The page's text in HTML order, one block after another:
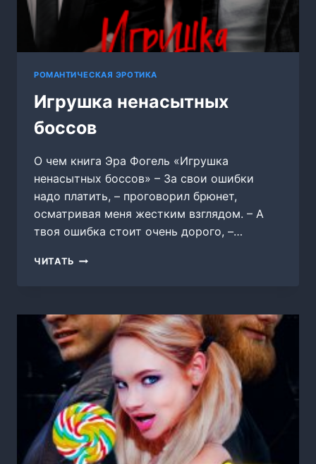
РОМАНТИЧЕСКАЯ ЭРОТИКА
Игрушка ненасытных
боссов
О чем книга Эра Фогель «Игрушка
ненасытных боссов» – За свои ошибки
надо платить, – проговорил брюнет,
осматривая меня жестким взглядом. – А
твоя ошибка стоит очень дорого, –…
ЧИТАТЬ ИГРУШКА